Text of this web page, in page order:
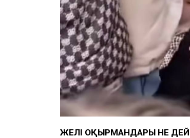
ЖЕЛІ ОҚЫРМАНДАРЫ НЕ